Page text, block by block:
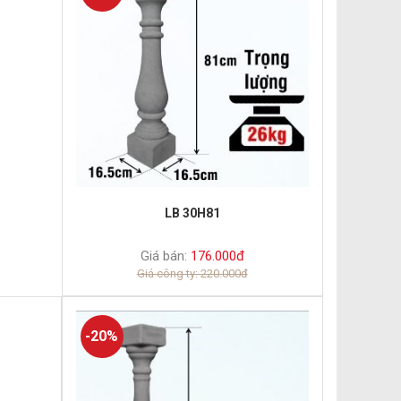
LB 30H81
Giá bán: 176.000đ
Giá công ty: 220.000đ
-20%